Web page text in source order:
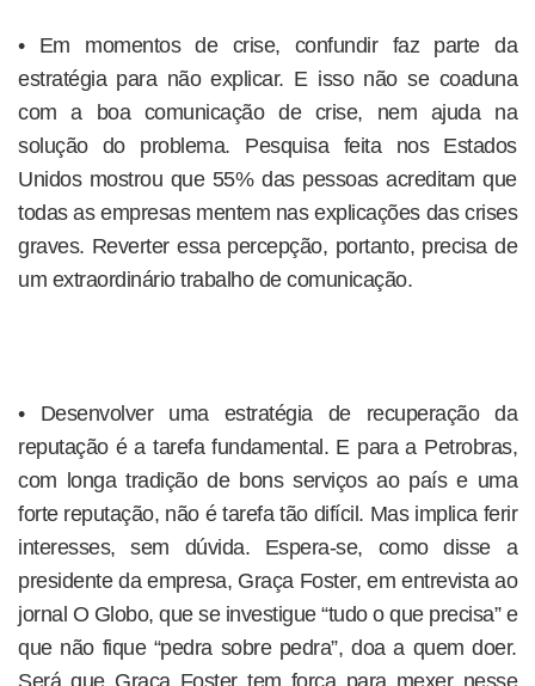
• Em momentos de crise, confundir faz parte da
estratégia para não explicar. E isso não se coaduna
com a boa comunicação de crise, nem ajuda na
solução do problema. Pesquisa feita nos Estados
Unidos mostrou que 55% das pessoas acreditam que
todas as empresas mentem nas explicações das crises
graves. Reverter essa percepção, portanto, precisa de
um extraordinário trabalho de comunicação.
• Desenvolver uma estratégia de recuperação da
reputação é a tarefa fundamental. E para a Petrobras,
com longa tradição de bons serviços ao país e uma
forte reputação, não é tarefa tão difícil. Mas implica ferir
interesses, sem dúvida. Espera-se, como disse a
presidente da empresa, Graça Foster, em entrevista ao
jornal O Globo, que se investigue “tudo o que precisa” e
que não fique “pedra sobre pedra”, doa a quem doer.
Será que Graça Foster tem força para mexer nesse